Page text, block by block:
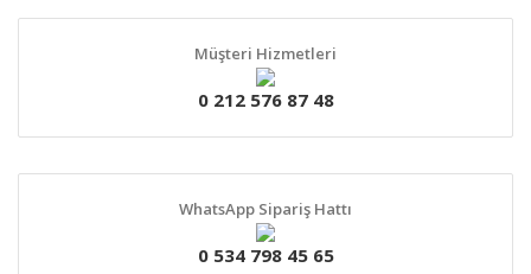
Müşteri Hizmetleri
0 212 576 87 48
WhatsApp Sipariş Hattı
0 534 798 45 65